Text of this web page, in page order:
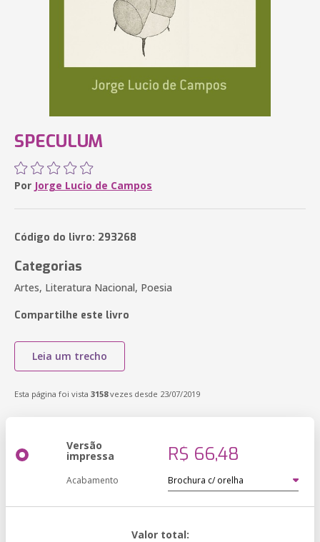
SPECULUM
Por Jorge Lucio de Campos
Código do livro: 293268
Categorias
Artes, Literatura Nacional, Poesia
Compartilhe este livro
Leia um trecho
Esta página foi vista 3158vezes desde 23/07/2019
Versão
impressa R$ 66,48
Acabamento
Valor total: